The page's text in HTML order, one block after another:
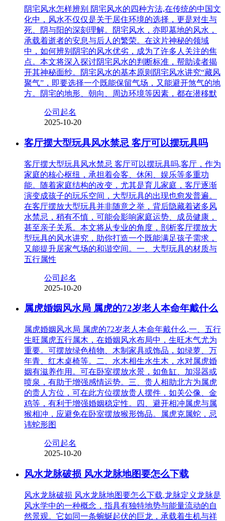
阴宅风水怎样辨别 阴宅风水的四种方法,在传统的中国文
化中，风水不仅仅是关于居住环境的选择，更是对生与
死、阴与阳的深刻理解。阴宅风水，亦即墓地的风水，
承载着逝者的安息与后人的繁荣。在这片神秘的领域
中，如何辨别阴宅的风水优劣，成为了许多人关注的焦
点。本文将深入探讨阴宅风水的判断标准，帮助读者揭
开其神秘面纱。阴宅风水的基本原则阴宅风水讲究“藏风
聚气”，即要选择一个既能保留气场，又能避开煞气的地
方。阴宅的地形、朝向、周边环境等因素，都在潜移默
公司起名
2025-10-20
客厅摆大型玩具风水禁忌 客厅可以摆玩具吗
客厅摆大型玩具风水禁忌 客厅可以摆玩具吗,客厅，作为
家庭的核心枢纽，承担着会客、休闲、娱乐等多重功
能。随着家庭结构的改变，尤其是育儿家庭，客厅逐渐
演变成孩子的玩乐空间，大型玩具的出现也愈发普遍。
在客厅摆放大型玩具并非随意之举，背后隐藏着诸多风
水禁忌，稍有不慎，可能会影响家庭运势、成员健康，
甚至亲子关系。本文将从专业的角度，剖析客厅摆放大
型玩具的风水讲究，助你打造一个既能满足孩子需求，
又能提升居家气场的和谐空间。一、大型玩具的材质与
五行属性
公司起名
2025-10-20
属虎婚姻风水局 属虎的72岁老人本命年戴什么
属虎婚姻风水局 属虎的72岁老人本命年戴什么,一、五行
生旺属虎五行属木，在婚姻风水布局中，生旺木气尤为
重要。可摆放绿色植物、木制家具或饰品，如绿萝、万
年青、红木桌椅等。二、水木相生水生木，水对属虎婚
姻有滋养作用。可在卧室摆放水景，如鱼缸、加湿器或
喷泉，有助于增强感情运势。三、贵人相助北方为属虎
的贵人方位，可在此方位摆放贵人摆件，如关公像、金
鸡等，有利于增强婚姻稳定性。四、避开相冲属虎与属
猴相冲，应避免在卧室摆放猴形饰品。属虎克属蛇，忌
讳蛇形图
公司起名
2025-10-20
风水龙脉破损 风水龙脉地图要怎么下载
风水龙脉破损 风水龙脉地图要怎么下载,龙脉定义龙脉是
风水学中的一种概念，指具有独特地势与能量流动的自
然景观。它如同一条蜿蜒起伏的巨龙，承载着生机与祥